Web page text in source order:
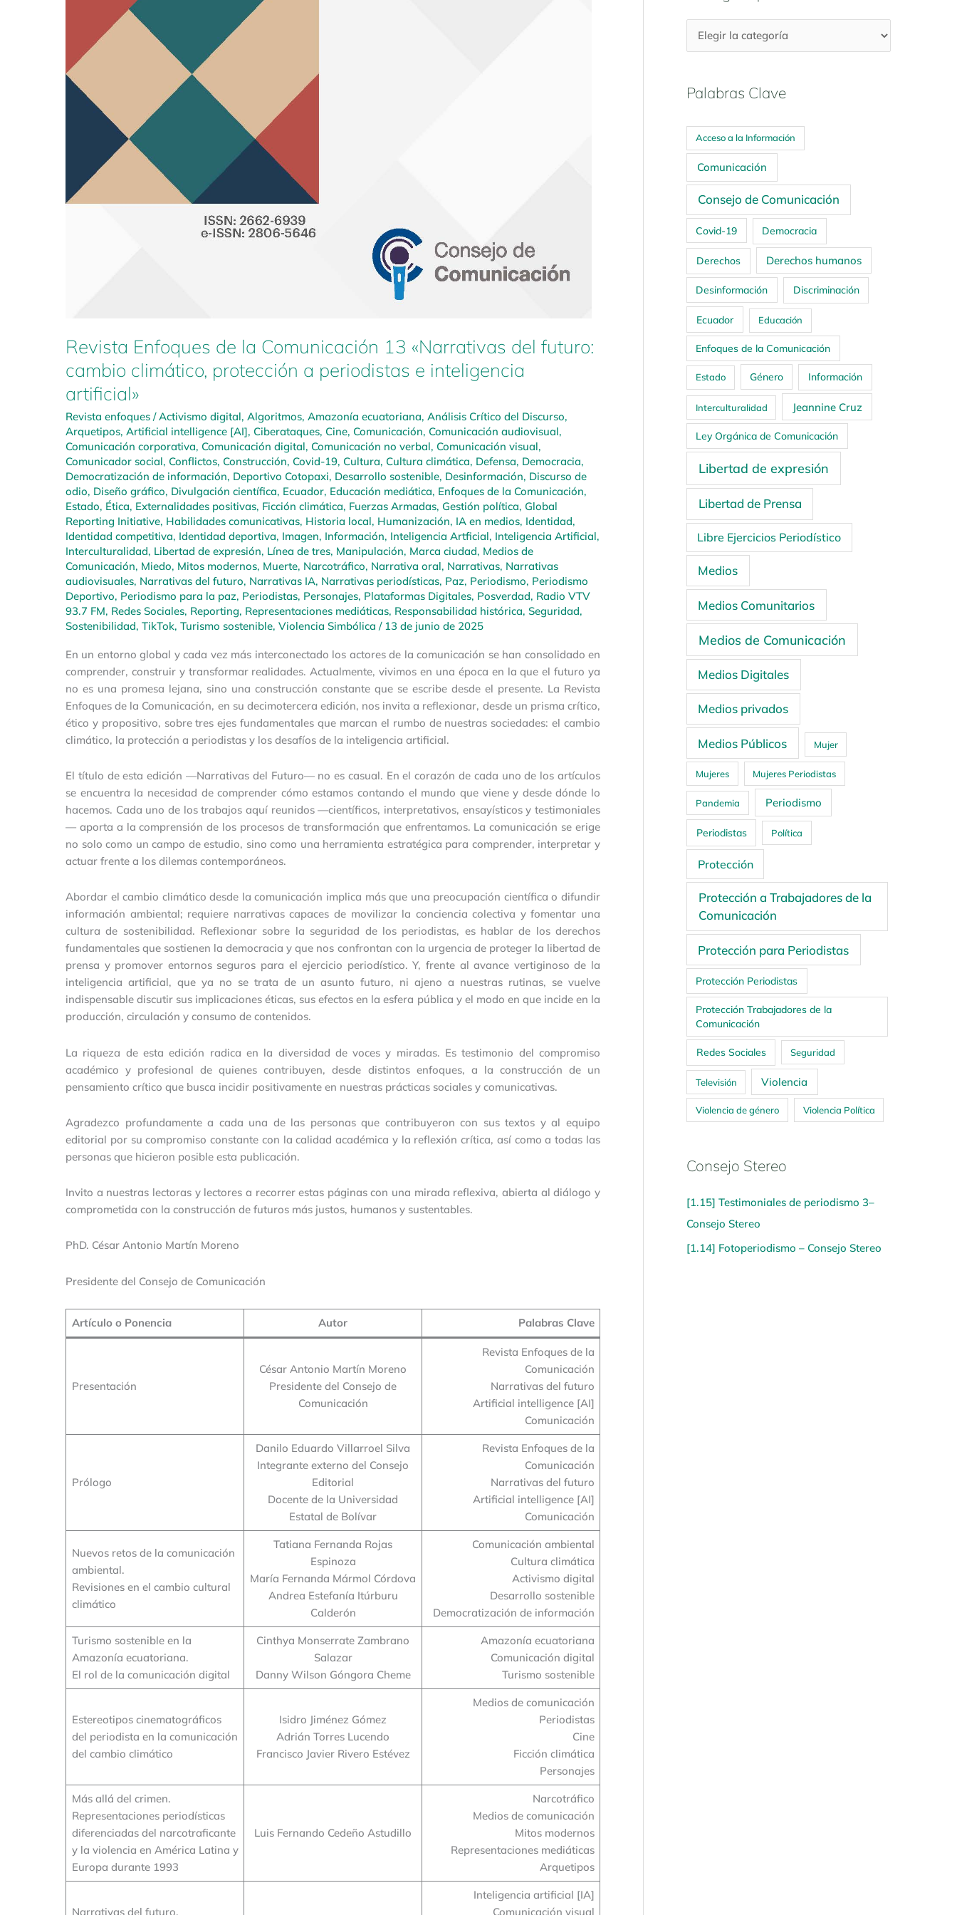
Revista Enfoques de la Comunicación 13 «Narrativas del futuro:
cambio climático, protección a periodistas e inteligencia
artificial»
Revista enfoques /Activismo digital, Algoritmos, Amazonía ecuatoriana, Análisis Crítico del Discurso,
Arquetipos, Artificial intelligence [AI], Ciberataques, Cine, Comunicación, Comunicación audiovisual,
Comunicación corporativa, Comunicación digital, Comunicación no verbal, Comunicación visual,
Comunicador social, Conflictos, Construcción, Covid-19, Cultura, Cultura climática, Defensa, Democracia,
Democratización de información, Deportivo Cotopaxi, Desarrollo sostenible, Desinformación, Discurso de
odio, Diseño gráfico, Divulgación científica, Ecuador, Educación mediática, Enfoques de la Comunicación,
Estado, Ética, Externalidades positivas, Ficción climática, Fuerzas Armadas, Gestión política, Global
Reporting Initiative, Habilidades comunicativas, Historia local, Humanización, IA en medios, Identidad,
Identidad competitiva, Identidad deportiva, Imagen, Información, Inteligencia Artficial, Inteligencia Artificial,
Interculturalidad, Libertad de expresión, Línea de tres, Manipulación, Marca ciudad, Medios de
Comunicación, Miedo, Mitos modernos, Muerte, Narcotráfico, Narrativa oral, Narrativas, Narrativas
audiovisuales, Narrativas del futuro, Narrativas IA, Narrativas periodísticas, Paz, Periodismo, Periodismo
Deportivo, Periodismo para la paz, Periodistas, Personajes, Plataformas Digitales, Posverdad, Radio VTV
93.7 FM, Redes Sociales, Reporting, Representaciones mediáticas, Responsabilidad histórica, Seguridad,
Sostenibilidad, TikTok, Turismo sostenible, Violencia Simbólica / 13 de junio de 2025
En un entorno global y cada vez más interconectado los actores de la comunicación se han consolidado en
comprender, construir y transformar realidades. Actualmente, vivimos en una época en la que el futuro ya
no es una promesa lejana, sino una construcción constante que se escribe desde el presente. La Revista
Enfoques de la Comunicación, en su decimotercera edición, nos invita a reflexionar, desde un prisma crítico,
ético y propositivo, sobre tres ejes fundamentales que marcan el rumbo de nuestras sociedades: el cambio
climático, la protección a periodistas y los desafíos de la inteligencia artificial.
El título de esta edición —Narrativas del Futuro— no es casual. En el corazón de cada uno de los artículos
se encuentra la necesidad de comprender cómo estamos contando el mundo que viene y desde dónde lo
hacemos. Cada uno de los trabajos aquí reunidos —científicos, interpretativos, ensayísticos y testimoniales
— aporta a la comprensión de los procesos de transformación que enfrentamos. La comunicación se erige
no solo como un campo de estudio, sino como una herramienta estratégica para comprender, interpretar y
actuar frente a los dilemas contemporáneos.
Abordar el cambio climático desde la comunicación implica más que una preocupación científica o difundir
información ambiental; requiere narrativas capaces de movilizar la conciencia colectiva y fomentar una
cultura de sostenibilidad. Reflexionar sobre la seguridad de los periodistas, es hablar de los derechos
fundamentales que sostienen la democracia y que nos confrontan con la urgencia de proteger la libertad de
prensa y promover entornos seguros para el ejercicio periodístico. Y, frente al avance vertiginoso de la
inteligencia artificial, que ya no se trata de un asunto futuro, ni ajeno a nuestras rutinas, se vuelve
indispensable discutir sus implicaciones éticas, sus efectos en la esfera pública y el modo en que incide en la
producción, circulación y consumo de contenidos.
La riqueza de esta edición radica en la diversidad de voces y miradas. Es testimonio del compromiso
académico y profesional de quienes contribuyen, desde distintos enfoques, a la construcción de un
pensamiento crítico que busca incidir positivamente en nuestras prácticas sociales y comunicativas.
Agradezco profundamente a cada una de las personas que contribuyeron con sus textos y al equipo
editorial por su compromiso constante con la calidad académica y la reflexión crítica, así como a todas las
personas que hicieron posible esta publicación.
Invito a nuestras lectoras y lectores a recorrer estas páginas con una mirada reflexiva, abierta al diálogo y
comprometida con la construcción de futuros más justos, humanos y sustentables.
PhD. César Antonio Martín Moreno
Presidente del Consejo de Comunicación
Artículo o Ponencia Autor Palabras Clave
Presentación
César Antonio Martín Moreno
Presidente del Consejo de
Comunicación
Revista Enfoques de la
Comunicación
Narrativas del futuro
Artificial intelligence [AI]
Comunicación
Prólogo
Danilo Eduardo Villarroel Silva
Integrante externo del Consejo
Editorial
Docente de la Universidad
Estatal de Bolívar
Revista Enfoques de la
Comunicación
Narrativas del futuro
Artificial intelligence [AI]
Comunicación
Nuevos retos de la comunicación
ambiental.
Revisiones en el cambio cultural
climático
Tatiana Fernanda Rojas
Espinoza
María Fernanda Mármol Córdova
Andrea Estefanía Itúrburu
Calderón
Comunicación ambiental
Cultura climática
Activismo digital
Desarrollo sostenible
Democratización de información
Turismo sostenible en la
Amazonía ecuatoriana.
El rol de la comunicación digital
Cinthya Monserrate Zambrano
Salazar
Danny Wilson Góngora Cheme
Amazonía ecuatoriana
Comunicación digital
Turismo sostenible
Estereotipos cinematográficos
del periodista en la comunicación
del cambio climático
Isidro Jiménez Gómez
Adrián Torres Lucendo
Francisco Javier Rivero Estévez
Medios de comunicación
Periodistas
Cine
Ficción climática
Personajes
Más allá del crimen.
Representaciones periodísticas
diferenciadas del narcotraficante
y la violencia en América Latina y
Europa durante 1993
Luis Fernando Cedeño Astudillo
Narcotráfico
Medios de comunicación
Mitos modernos
Representaciones mediáticas
Arquetipos
Narrativas del futuro.
Inteligencia artificial [IA]
Comunicación visual
Palabras Clave
Acceso a la Información
Comunicación
Consejo de Comunicación
Covid-19 Democracia
Derechos Derechos humanos
Desinformación Discriminación
Ecuador Educación
Enfoques de la Comunicación
Estado Género Información
Interculturalidad Jeannine Cruz
Ley Orgánica de Comunicación
Libertad de expresión
Libertad de Prensa
Libre Ejercicios Periodístico
Medios
Medios Comunitarios
Medios de Comunicación
Medios Digitales
Medios privados
Medios Públicos Mujer
Mujeres Mujeres Periodistas
Pandemia Periodismo
Periodistas Política
Protección
Protección a Trabajadores de la
Comunicación
Protección para Periodistas
Protección Periodistas
Protección Trabajadores de la
Comunicación
Redes Sociales Seguridad
Televisión Violencia
Violencia de género Violencia Política
Consejo Stereo
[1.15] Testimoniales de periodismo 3–
Consejo Stereo
[1.14] Fotoperiodismo – Consejo Stereo